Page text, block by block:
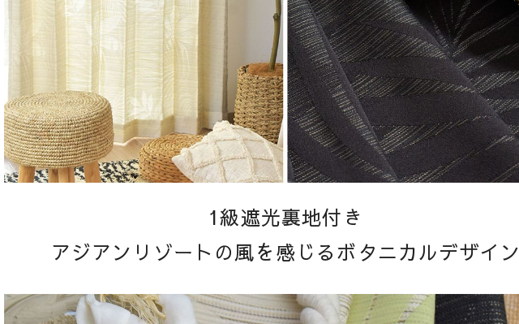
1級遮光裏地付き
アジアンリゾートの風を感じるボタニカルデザイン